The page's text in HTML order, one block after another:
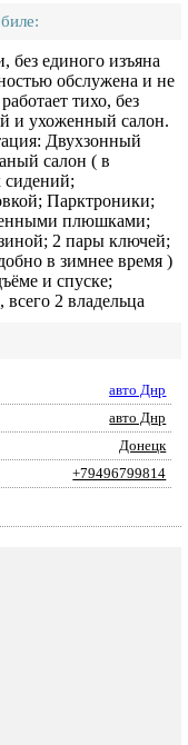
без единого изъяна
обслужена и не
тихо, без
и ухоженный салон.
Двухзонный
салон ( в
сидений;
Парктроники;
плюшками;
2 пары ключей;
в зимнее время )
и спуске;
2 владельца
авто Днр
авто Днр
Донецк
+79496799814